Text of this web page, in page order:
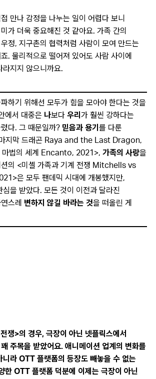
만나 감정을 나누는 일이 어렵다 보니
가 더욱 중요해진 것 같아요. 가족 간의
정, 지구촌의 협력처럼 사람이 모여 만드는
. 물리적으로 떨어져 있어도 사람 사이에
라지지 않으니까요.
하기 위해선 모두가 힘을 모아야 한다는 것을
에서 대중은 나보다 우리 가 훨씬 강하다는
다. 그 때문일까? 믿음과 용기 를 다룬
지막 드래곤 Raya and the Last Dragon,
마법의 세계 Encanto, 2021>, 가족의 사랑을
션의 <미셸 가족과 기계 전쟁 Mitchells vs
은 모두 팬데믹 시대에 개봉했지만,
심을 받았다. 모든 것이 이전과 달라진
스레 변하지 않길 바라는 것을 떠올린 게
쟁>의 경우, 극장이 아닌 넷플릭스에서
주목을 받았어요. 애니메이션 업계의 변화를
니라 OTT 플랫폼의 등장도 빼놓을 수 없는
한 OTT 플랫폼 덕분에 이제는 극장이 아닌